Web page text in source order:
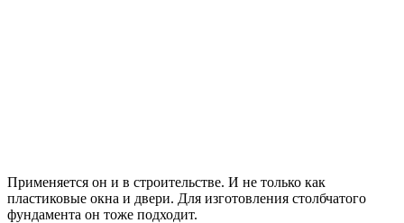
Применяется он и в строительстве. И не только как
пластиковые окна и двери. Для изготовления столбчатого
фундамента он тоже подходит.